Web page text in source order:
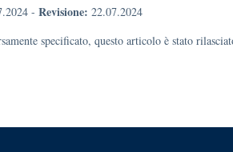
- Revisione: 22.07.2024
specificato, questo articolo è stato